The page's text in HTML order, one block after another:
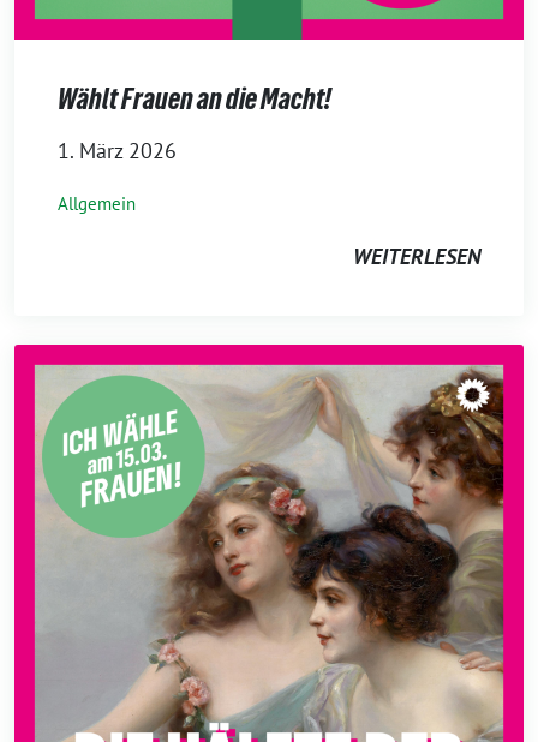
Wählt Frauen an die Macht!
1. März 2026
Allgemein
WEITERLESEN